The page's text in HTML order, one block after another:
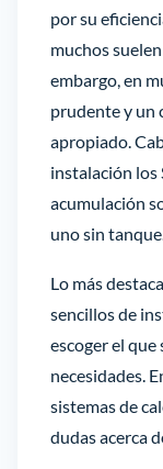
por su
muchos
embargo, en
prudente y un
apropiado.
instalación los
acumulación
uno sin
Lo más
sencillos de
escoger el que
necesidades.
sistemas de
dudas acerca